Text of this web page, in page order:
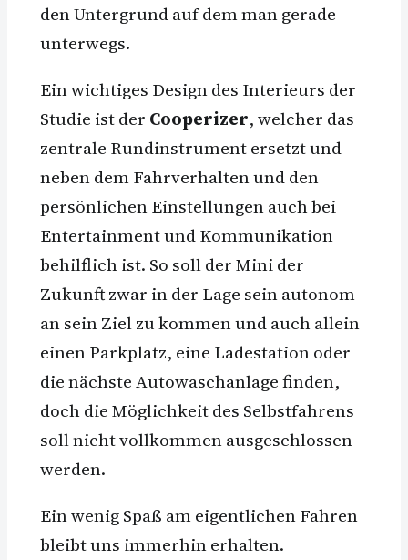
den Untergrund auf dem man gerade
unterwegs.
Ein wichtiges Design des Interieurs der
Studie ist der Cooperizer, welcher das
zentrale Rundinstrument ersetzt und
neben dem Fahrverhalten und den
persönlichen Einstellungen auch bei
Entertainment und Kommunikation
behilflich ist. So soll der Mini der
Zukunft zwar in der Lage sein autonom
an sein Ziel zu kommen und auch allein
einen Parkplatz, eine Ladestation oder
die nächste Autowaschanlage finden,
doch die Möglichkeit des Selbstfahrens
soll nicht vollkommen ausgeschlossen
werden.
Ein wenig Spaß am eigentlichen Fahren
bleibt uns immerhin erhalten.